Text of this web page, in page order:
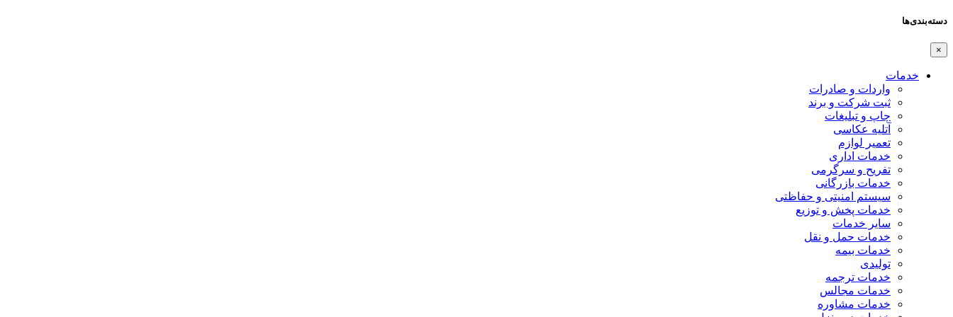
دسته‌بندی‌ها
×
خدمات
واردات و صادرات
ثبت شرکت و برند
چاپ و تبلیغات
آتلیه عکاسی
تعمیر لوازم
خدمات اداری
تفریح و سرگرمی
خدمات بازرگانی
سیستم امنیتی و حفاظتی
خدمات پخش و توزیع
سایر خدمات
خدمات حمل و نقل
خدمات بیمه
تولیدی
خدمات ترجمه
خدمات مجالس
خدمات مشاوره